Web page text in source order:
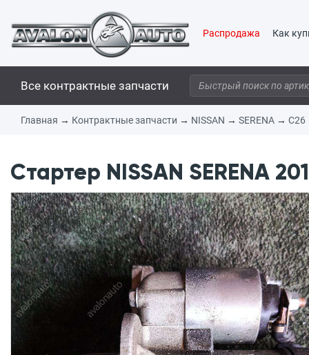
Распродажа Как
Все контрактные запчасти
Главная → Контрактные запчасти → NISSAN → SERENA → C26
Стартер NISSAN SERENA